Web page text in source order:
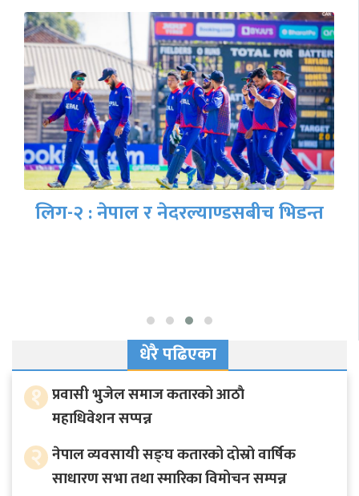
धेरै पढिएका
१ प्रवासी भुजेल समाज कतारको आठाै
महाधिवेशन सप्पन्न
२ नेपाल व्यवसायी सङ्घ कतारको दोस्रो वार्षिक
साधारण सभा तथा स्मारिका विमोचन सम्पन्न